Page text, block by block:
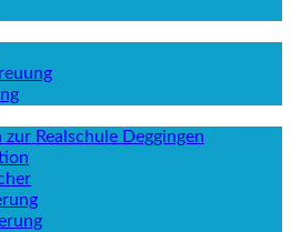
Realschule Deggingen